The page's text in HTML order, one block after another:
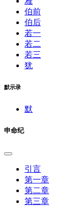
伯前
伯后
若一
若二
若三
犹
默示录
默
申命纪
引言
第一章
第二章
第三章